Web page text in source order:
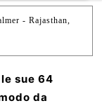
- Rajasthan,
sue 64
da